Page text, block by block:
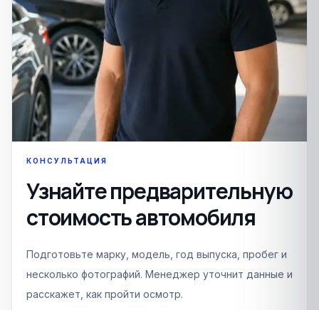
КОНСУЛЬТАЦИЯ
Узнайте предварительную
стоимость автомобиля
Подготовьте марку, модель, год выпуска, пробег и
несколько фотографий. Менеджер уточнит данные и
расскажет, как пройти осмотр.